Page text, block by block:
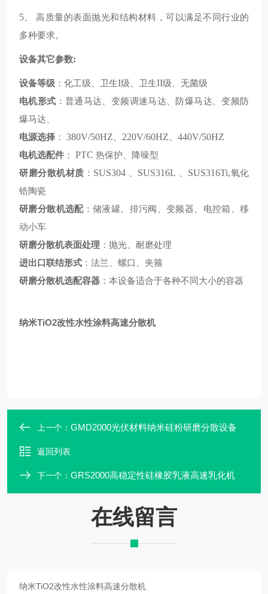
5
高质量的表面抛光和结构材料，可以满足不同行业的
多种要求。
设备其它参数:
设备等级 ：化工级、卫生I级、卫生II级、无菌级
电机形式 ：普通马达、变频调速马达、防爆马达、变频防
爆马达、
电源选择 ： 380V/50HZ 220V/60HZ
440V/50HZ
电机选配件 ： PTC 热保护、降噪型
研磨分散机材质 ： SUS304 SUS316L SUS316Ti,氧化
锆陶瓷
研磨分散机选配：储液罐、排污阀、变频器、电控箱、移
动小车
研磨分散机表面处理 ：抛光、耐磨处理
进出口联结形式 ：法兰、螺口、夹箍
研磨分散机选配容器 ：本设备适合于各种不同大小的容器
纳米TiO2改性水性涂料高速分散机
上一个： GMD2000光伏材料纳米硅粉研磨分散设备
返回列表
下一个： GRS2000高稳定性硅橡胶乳液高速乳化机
在线留言